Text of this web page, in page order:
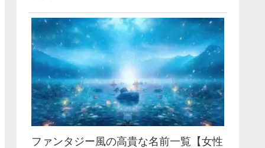
ファンタジー風の高貴な名前一覧【女性